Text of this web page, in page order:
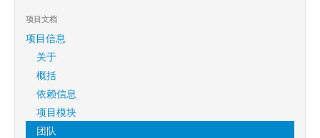
项目文档
项目信息
关于
概括
依赖信息
项目模块
团队